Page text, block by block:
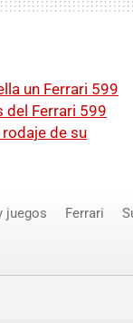
un Ferrari 599
del Ferrari 599
de su
juegos Ferrari